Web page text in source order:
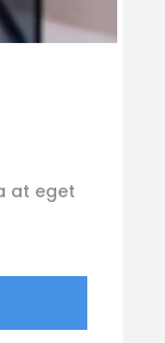
at eget